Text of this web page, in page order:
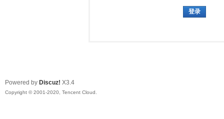
登录
Powered by Discuz! X3.4
Copyright © 2001-2020, Tencent Cloud.